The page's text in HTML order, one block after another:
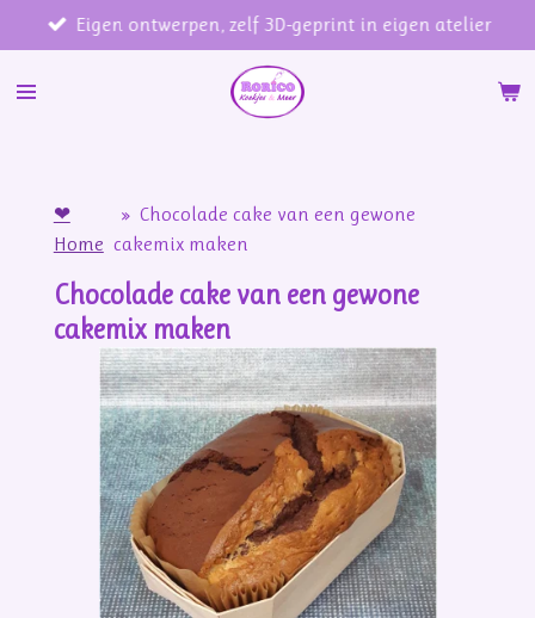
direct
naar
Eigen ontwerpen, zelf 3D-geprint in eigen atelier
❤
Home
» Chocolade cake van een gewone
cakemix maken
Chocolade cake van een gewone
cakemix maken